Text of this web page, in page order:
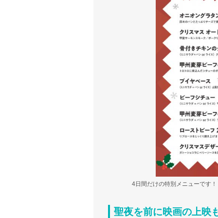
4日間だけの特別メニューです！
聖夜を前に映画の上映